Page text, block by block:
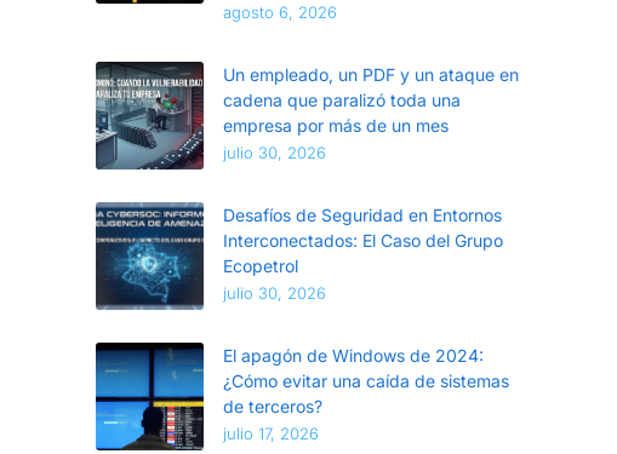
agosto 6, 2026
Un empleado, un PDF y un ataque en
cadena que paralizó toda una
empresa por más de un mes
julio 30, 2026
Desafíos de Seguridad en Entornos
Interconectados: El Caso del Grupo
Ecopetrol
julio 30, 2026
El apagón de Windows de 2024:
¿Cómo evitar una caída de sistemas
de terceros?
julio 17, 2026